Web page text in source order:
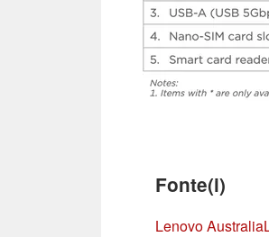
Fonte(i)
Lenovo Australia